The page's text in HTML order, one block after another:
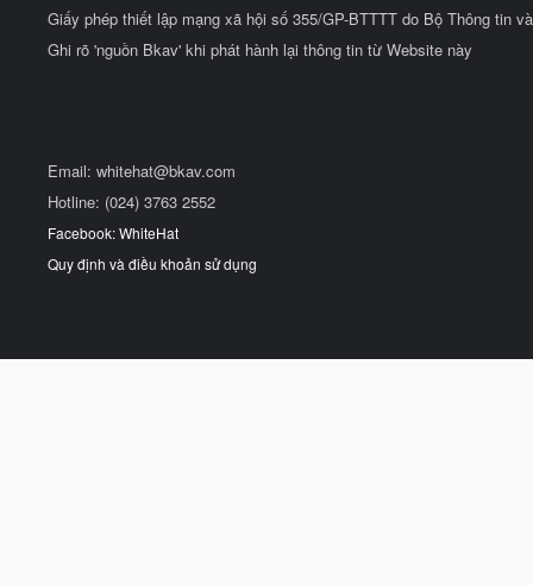
Giấy phép thiết lập mạng xã hội số 355/GP-BTTTT do Bộ Thông tin
Ghi rõ 'nguồn Bkav' khi phát hành lại thông tin từ Website này
Email: whitehat@bkav.com
Hotline: (024) 3763 2552
Facebook: WhiteHat
Quy định và điều khoản sử dụng